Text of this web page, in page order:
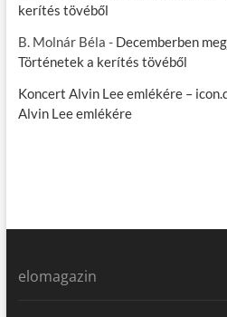
kerítés tövéből
B. Molnár Béla - Decemberben
Történetek a kerítés tövéből
Koncert Alvin Lee emlékére –
Alvin Lee emlékére
elomagazin